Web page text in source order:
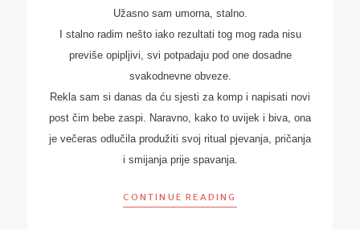
Užasno sam umorna, stalno.
I stalno radim nešto iako rezultati tog mog rada nisu
previše opipljivi, svi potpadaju pod one dosadne
svakodnevne obveze.
Rekla sam si danas da ću sjesti za komp i napisati novi
post čim bebe zaspi. Naravno, kako to uvijek i biva, ona
je večeras odlučila produžiti svoj ritual pjevanja, pričanja
i smijanja prije spavanja.
CONTINUE READING